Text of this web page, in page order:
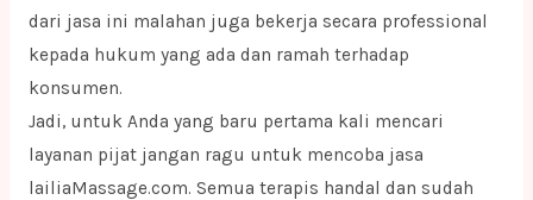
dari jasa ini malahan juga bekerja secara professional
kepada hukum yang ada dan ramah terhadap
konsumen.
Jadi, untuk Anda yang baru pertama kali mencari
layanan pijat jangan ragu untuk mencoba jasa
lailiaMassage.com. Semua terapis handal dan sudah